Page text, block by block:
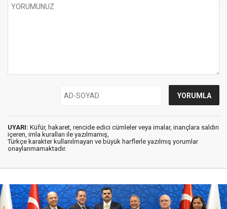
UYARI: Küfür, hakaret, rencide edici cümleler veya imalar, inançlara saldırı
içeren, imla kuralları ile yazılmamış,
Türkçe karakter kullanılmayan ve büyük harflerle yazılmış yorumlar
onaylanmamaktadır.